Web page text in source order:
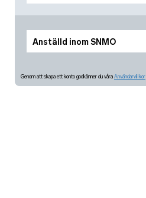
Anställd inom SNMO
Genom att skapa ett konto godkänner du våra Användarvillkor